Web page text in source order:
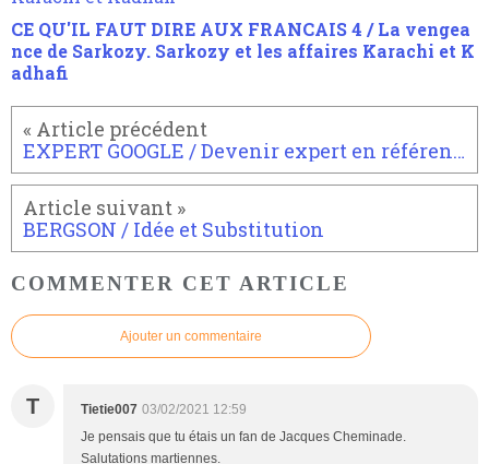
CE QU'IL FAUT DIRE AUX FRANCAIS 4 / La vengea
nce de Sarkozy. Sarkozy et les affaires Karachi et K
adhafi
EXPERT GOOGLE / Devenir expert en référencement Google
BERGSON / Idée et Substitution
COMMENTER CET ARTICLE
Ajouter un commentaire
T Tietie007 03/02/2021 12:59
Je pensais que tu étais un fan de Jacques Cheminade.
Salutations martiennes.